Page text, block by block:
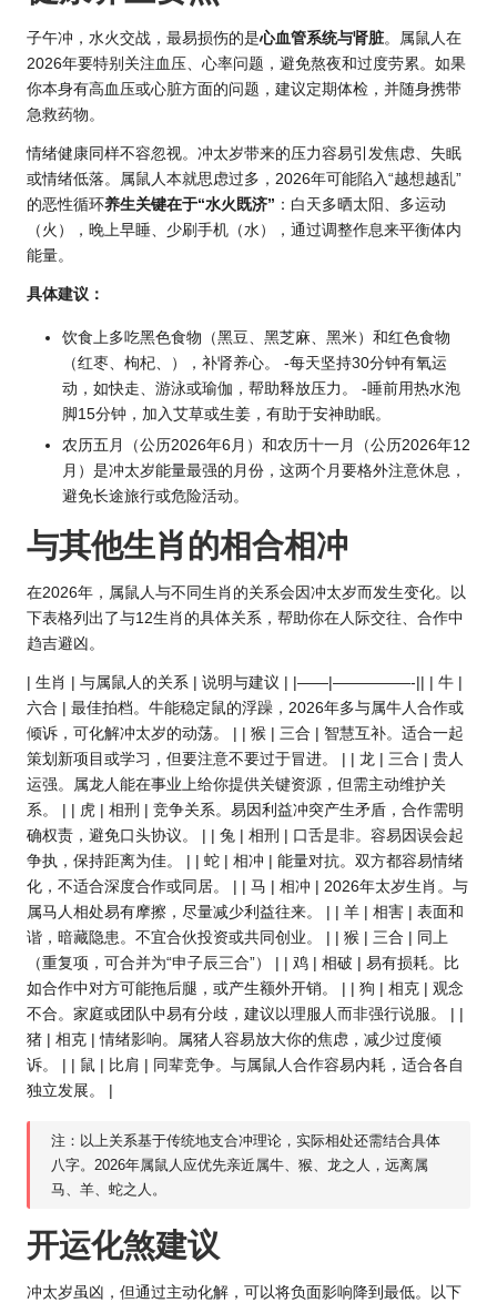
子午冲，水火交战，最易损伤的是心血管系统与肾脏。属鼠人在
2026年要特别关注血压、心率问题，避免熬夜和过度劳累。如果
你本身有高血压或心脏方面的问题，建议定期体检，并随身携带
急救药物。
情绪健康同样不容忽视。冲太岁带来的压力容易引发焦虑、失眠
或情绪低落。属鼠人本就思虑过多，2026年可能陷入“越想越乱”
的恶性循环养生关键在于“水火既济” ：白天多晒太阳、多运动
（火），晚上早睡、少刷手机（水），通过调整作息来平衡体内
能量。
具体建议：
饮食上多吃黑色食物（黑豆、黑芝麻、黑米）和红色食物
（红枣、枸杞、），补肾养心。 -每天坚持30分钟有氧运
动，如快走、游泳或瑜伽，帮助释放压力。 -睡前用热水泡
脚15分钟，加入艾草或生姜，有助于安神助眠。
农历五月（公历2026年6月）和农历十一月（公历2026年12
月）是冲太岁能量最强的月份，这两个月要格外注意休息，
避免长途旅行或危险活动。
与其他生肖的相合相冲
在2026年，属鼠人与不同生肖的关系会因冲太岁而发生变化。以
下表格列出了与12生肖的具体关系，帮助你在人际交往、合作中
趋吉避凶。
| 生肖 | 与属鼠人的关系 | 说明与建议 | |——|—————-|| | 牛 |
六合 | 最佳拍档。牛能稳定鼠的浮躁，2026年多与属牛人合作或
倾诉，可化解冲太岁的动荡。 | | 猴 | 三合 | 智慧互补。适合一起
策划新项目或学习，但要注意不要过于冒进。 | | 龙 | 三合 | 贵人
运强。属龙人能在事业上给你提供关键资源，但需主动维护关
系。 | | 虎 | 相刑 | 竞争关系。易因利益冲突产生矛盾，合作需明
确权责，避免口头协议。 | | 兔 | 相刑 | 口舌是非。容易因误会起
争执，保持距离为佳。 | | 蛇 | 相冲 | 能量对抗。双方都容易情绪
化，不适合深度合作或同居。 | | 马 | 相冲 | 2026年太岁生肖。与
属马人相处易有摩擦，尽量减少利益往来。 | | 羊 | 相害 | 表面和
谐，暗藏隐患。不宜合伙投资或共同创业。 | | 猴 | 三合 | 同上
（重复项，可合并为“申子辰三合”） | | 鸡 | 相破 | 易有损耗。比
如合作中对方可能拖后腿，或产生额外开销。 | | 狗 | 相克 | 观念
不合。家庭或团队中易有分歧，建议以理服人而非强行说服。 | |
猪 | 相克 | 情绪影响。属猪人容易放大你的焦虑，减少过度倾
诉。 | | 鼠 | 比肩 | 同辈竞争。与属鼠人合作容易内耗，适合各自
独立发展。 |
注：以上关系基于传统地支合冲理论，实际相处还需结合具体
八字。2026年属鼠 人应优先亲近属牛、猴、龙之人，远离属
马、羊、蛇之人。
开运化煞建议
冲太岁虽凶，但通过主动化解，可以将负面影响降到最低。以下